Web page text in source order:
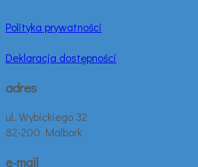
Polityka prywatności
Deklaracja dostępności
adres
ul. Wybickiego 32
82-200 Malbork
e-mail